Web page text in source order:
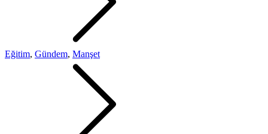
Eğitim, Gündem, Manşet